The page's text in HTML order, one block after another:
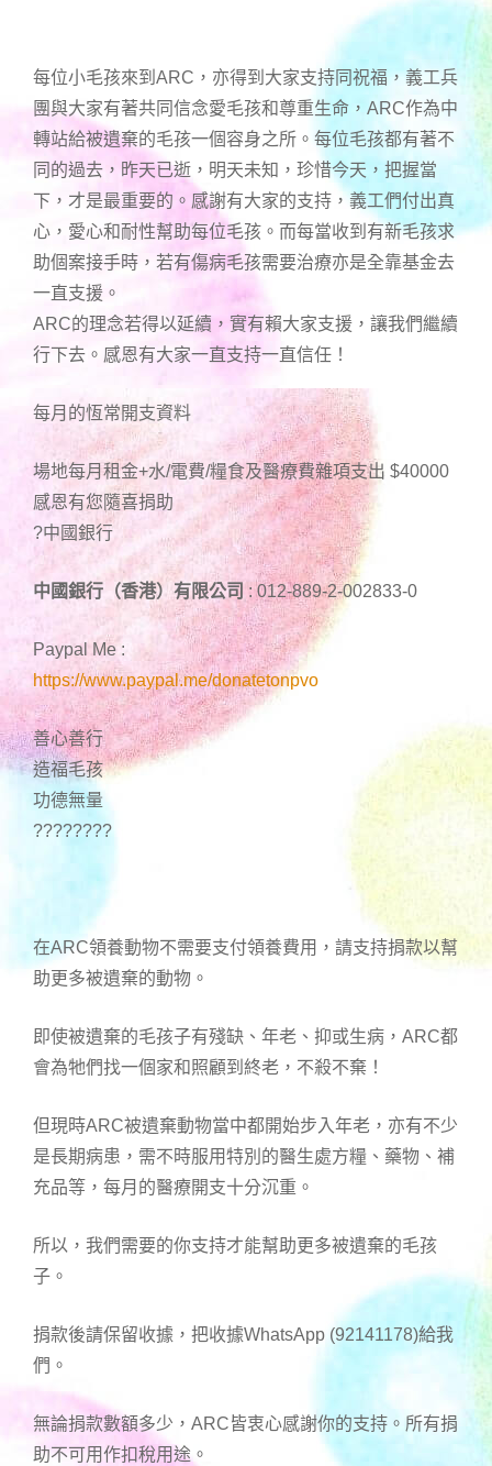
每位小毛孩來到ARC，亦得到大家支持同祝福，義工兵
團與大家有著共同信念愛毛孩和尊重生命，ARC作為中
轉站給被遺棄的毛孩一個容身之所。每位毛孩都有著不
同的過去，昨天已逝，明天未知，珍惜今天，把握當
下，才是最重要的。感謝有大家的支持，義工們付出真
心，愛心和耐性幫助每位毛孩。而每當收到有新毛孩求
助個案接手時，若有傷病毛孩需要治療亦是全靠基金去
一直支援。
ARC的理念若得以延續，實有賴大家支援，讓我們繼續
行下去。感恩有大家一直支持一直信任！
每月的恆常開支資料
場地每月租金+水/電費/糧食及醫療費雜項支出 $40000
感恩有您隨喜捐助
?中國銀行
中國銀行（香港）有限公司 : 012-889-2-002833-0
Paypal Me :
https://www.paypal.me/donatetonpvo
善心善行
造福毛孩
功德無量
????????
在ARC領養動物不需要支付領養費用，請支持捐款以幫
助更多被遺棄的動物。
即使被遺棄的毛孩子有殘缺、年老、抑或生病，ARC都
會為牠們找一個家和照顧到終老，不殺不棄！
但現時ARC被遺棄動物當中都開始步入年老，亦有不少
是長期病患，需不時服用特別的醫生處方糧、藥物、補
充品等，每月的醫療開支十分沉重。
所以，我們需要的你支持才能幫助更多被遺棄的毛孩
子。
捐款後請保留收據，把收據WhatsApp (92141178)給我
們。
無論捐款數額多少，ARC皆衷心感謝你的支持。所有捐
助不可用作扣稅用途。